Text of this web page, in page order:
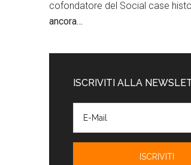
cofondatore del Social case
ancora…
ISCRIVITI ALLA